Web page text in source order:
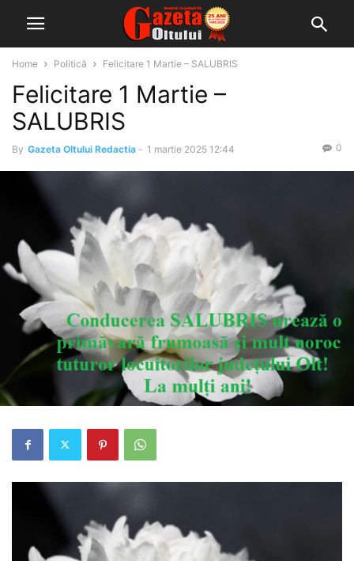
Home Politică Felicitare 1 Martie – SALUBRIS
Felicitare 1 Martie –
SALUBRIS
By Gazeta Oltului Redactia - 1 martie 2025 12:44 0